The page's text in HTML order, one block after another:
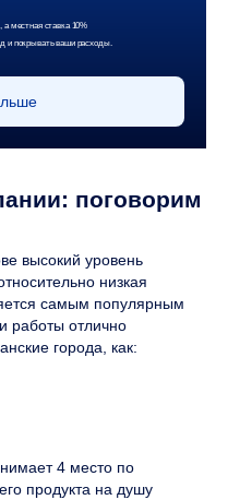
местная ставка 10%
и покрывать ваши расходы.
поговорим
высокий уровень
низкая
самым популярным
работы отлично
города, как:
4 место по
продукта на душу